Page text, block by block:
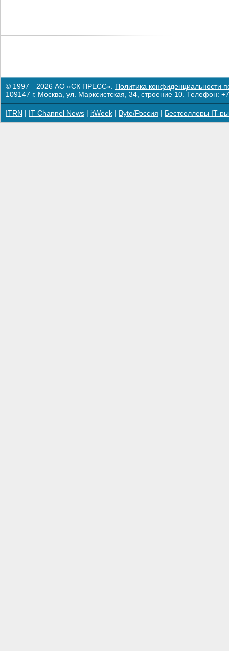
© 1997—2026 АО «СК ПРЕСС». Политика конфиденциальности
109147 г. Москва, ул. Марксистская, 34, строение 10. Телефон:
ITRN IT Channel News itWeek Byte/Россия Бестселлеры IT-